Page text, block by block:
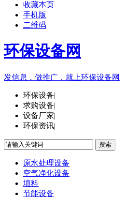
收藏本页
手机版
二维码
环保设备网
发信息，做推广，就上环保设备网
环保设备|
求购设备|
设备厂家|
环保资讯|
搜索
原水处理设备
空气净化设备
填料
节能设备